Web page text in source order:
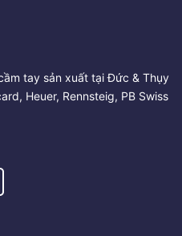
tay sản xuất tại Đức & Thụy
Heuer, Rennsteig, PB Swiss